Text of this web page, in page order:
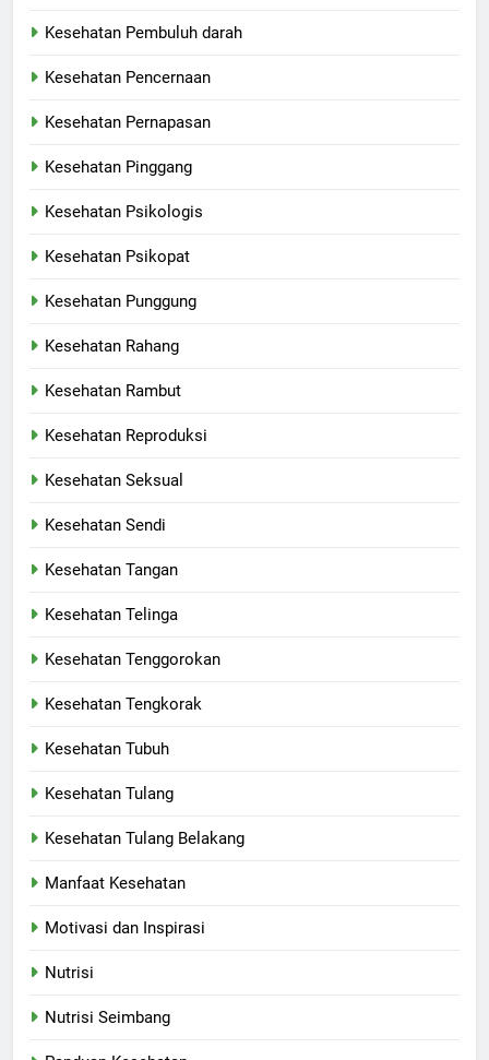
Kesehatan Pembuluh darah
Kesehatan Pencernaan
Kesehatan Pernapasan
Kesehatan Pinggang
Kesehatan Psikologis
Kesehatan Psikopat
Kesehatan Punggung
Kesehatan Rahang
Kesehatan Rambut
Kesehatan Reproduksi
Kesehatan Seksual
Kesehatan Sendi
Kesehatan Tangan
Kesehatan Telinga
Kesehatan Tenggorokan
Kesehatan Tengkorak
Kesehatan Tubuh
Kesehatan Tulang
Kesehatan Tulang Belakang
Manfaat Kesehatan
Motivasi dan Inspirasi
Nutrisi
Nutrisi Seimbang